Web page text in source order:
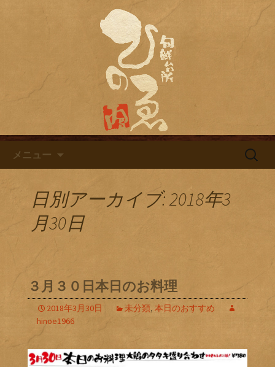
名古屋市栄にある居酒屋「旬鮮
台所ひのゑ」のブログ
名古屋市栄にある居酒屋「旬鮮台所ひ
のゑ（ひのえ）」。豊富な焼酎と海鮮
料理を中心とした、お酒に合う肴を楽
しめるお店です。季節で変わるおすす
めメニューや日替わりランチの新着情
報を随時更新中。
メニュー
検
日別アーカイブ: 2018年3
月30日
３月３０日本日のお料理
2018年3月30日 未分類, 本日のおすすめ
hinoe1966